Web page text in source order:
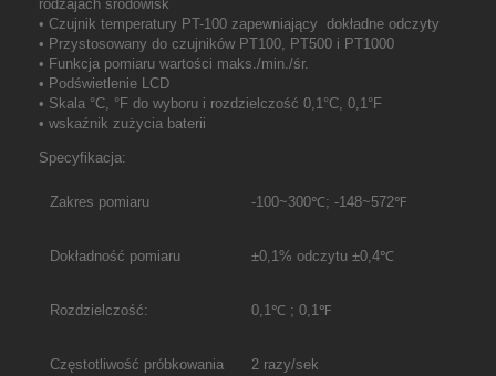
rodzajach środowisk
• Czujnik temperatury PT-100 zapewniający dokładne odczyty
• Przystosowany do czujników PT100, PT500 i PT1000
• Funkcja pomiaru wartości maks./min./śr.
• Podświetlenie LCD
• Skala °C, °F do wyboru i rozdzielczość 0,1°C, 0,1°F
• wskaźnik zużycia baterii
Specyfikacja:
Zakres pomiaru -100~300℃; -148~572℉
Dokładność pomiaru ±0,1% odczytu ±0,4℃
Rozdzielczość: 0,1℃ ; 0,1℉
Częstotliwość próbkowania 2 razy/sek